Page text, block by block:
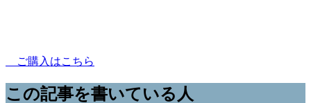
ご購入はこちら
この記事を書いている人